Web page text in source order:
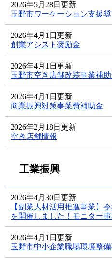
2026年5月28日更新
玉野市ワーケーション支援
2026年4月1日更新
創業アシスト奨励金
2026年4月1日更新
玉野市空き店舗改装事業補助
2026年4月1日更新
商業振興対策事業費補助金
2026年2月18日更新
空き店舗情報
工業振興
2026年4月30日更新
【副業人材活用推進事業】
を開催しました！モニター
2026年4月1日更新
玉野市中小企業職場環境整